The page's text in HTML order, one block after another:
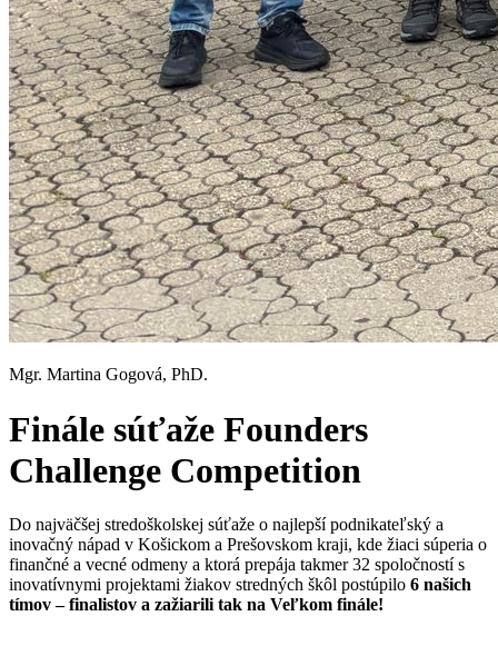
Mgr. Martina Gogová, PhD.
Finále súťaže Founders
Challenge Competition
Do najväčšej stredoškolskej súťaže o najlepší podnikateľský a
inovačný nápad v Košickom a Prešovskom kraji, kde žiaci súperia o
finančné a vecné odmeny a ktorá prepája takmer 32 spoločností s
inovatívnymi projektami žiakov stredných škôl postúpilo 6 našich
tímov – finalistov a zažiarili tak na Veľkom finále!